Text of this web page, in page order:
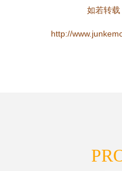
如若转载
http://